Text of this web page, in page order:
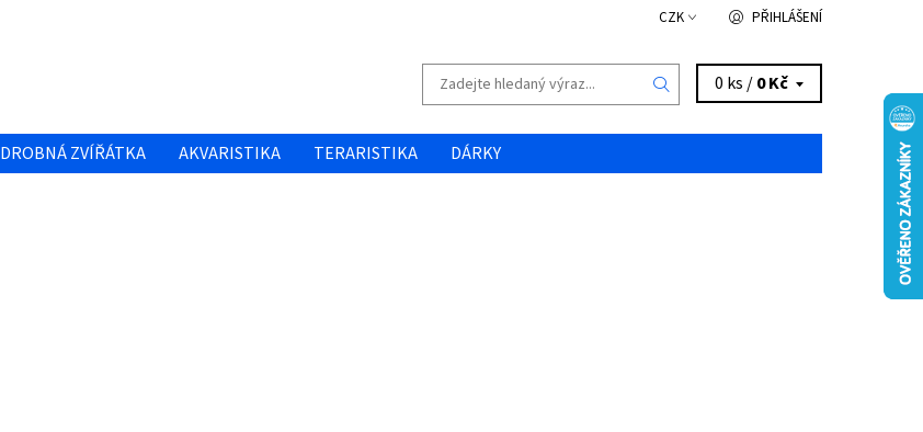
CZK PŘIHLÁŠENÍ
0 ks /0 Kč
DROBNÁ ZVÍŘÁTKA AKVARISTIKA TERARISTIKA
DÁRKY